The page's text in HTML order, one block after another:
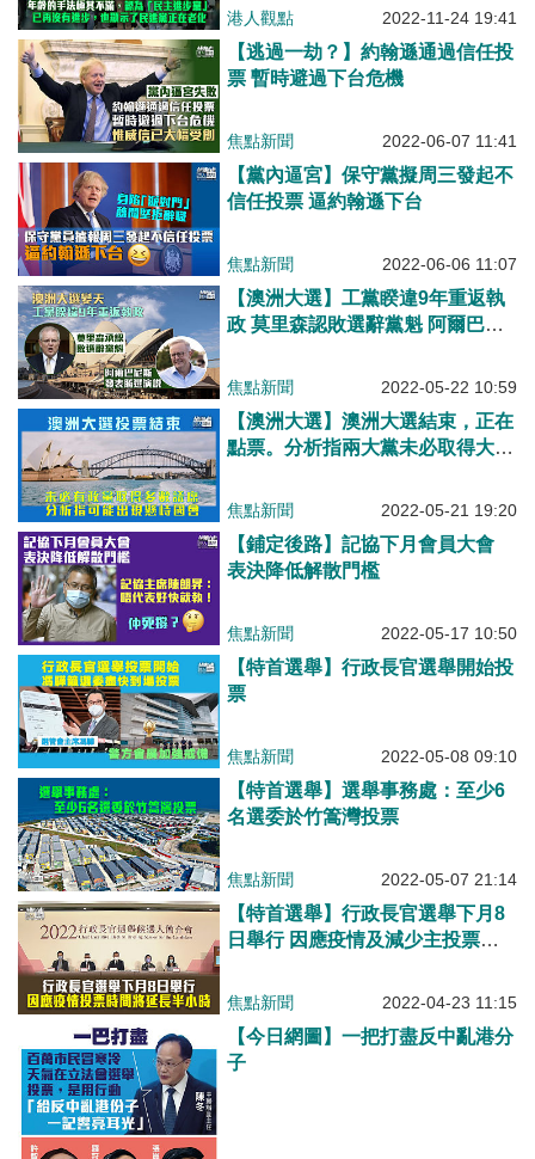
港人觀點 2022-11-24 19:41
【逃過一劫？】約翰遜通過信任投
票 暫時避過下台危機
焦點新聞 2022-06-07 11:41
【黨內逼宮】保守黨擬周三發起不
信任投票 逼約翰遜下台
焦點新聞 2022-06-06 11:07
【澳洲大選】工黨睽違9年重返執
政 莫里森認敗選辭黨魁 阿爾巴尼
焦點新聞 2022-05-22 10:59
【澳洲大選】澳洲大選結束，正在
點票。分析指兩大黨未必取得大多
焦點新聞 2022-05-21 19:20
【鋪定後路】記協下月會員大會
表決降低解散門檻
焦點新聞 2022-05-17 10:50
【特首選舉】行政長官選舉開始投
票
焦點新聞 2022-05-08 09:10
【特首選舉】選舉事務處：至少6
名選委於竹篙灣投票
焦點新聞 2022-05-07 21:14
【特首選舉】行政長官選舉下月8
日舉行 因應疫情及減少主投票站
半小時
焦點新聞 2022-04-23 11:15
【今日網圖】一把打盡反中亂港分
子